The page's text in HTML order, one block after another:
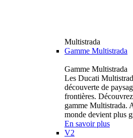
Multistrada
Gamme Multistrada
Gamme Multistrada
Les Ducati
découverte de
frontières.
gamme Multistrada.
monde devient plus
En savoir plus
V2